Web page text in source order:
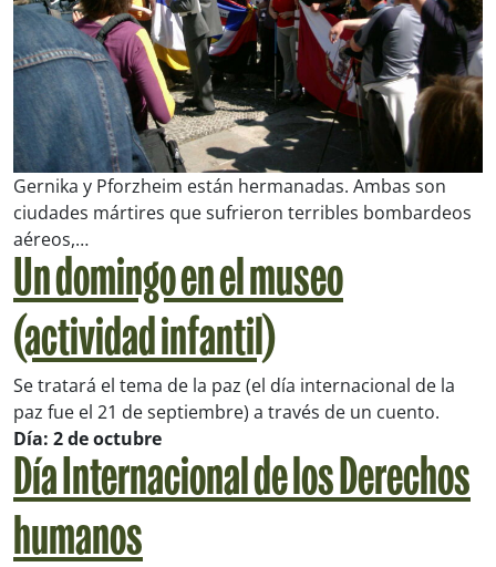
Gernika y Pforzheim están hermanadas. Ambas son
ciudades mártires que sufrieron terribles bombardeos
aéreos,…
Un domingo en el museo
(actividad infantil)
Se tratará el tema de la paz (el día internacional de la
paz fue el 21 de septiembre) a través de un cuento.
Día: 2 de octubre
Día Internacional de los Derechos
humanos